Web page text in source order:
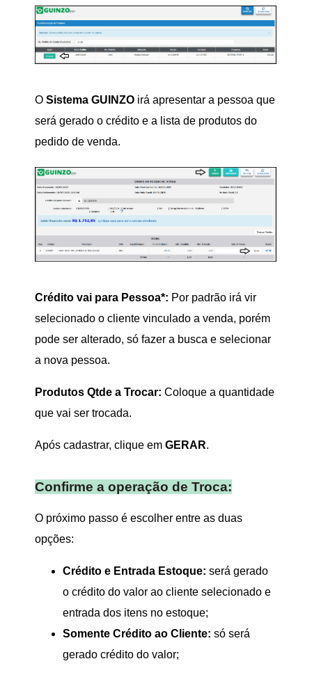
O Sistema GUINZO irá apresentar a pessoa que
será gerado o crédito e a lista de produtos do
pedido de venda.
Crédito vai para Pessoa*: Por padrão irá vir
selecionado o cliente vinculado a venda, porém
pode ser alterado, só fazer a busca e selecionar
a nova pessoa.
Produtos Qtde a Trocar: Coloque a quantidade
que vai ser trocada.
Após cadastrar, clique em GERAR.
Confirme a operação de Troca:
O próximo passo é escolher entre as duas
opções:
Crédito e Entrada Estoque: será gerado
o crédito do valor ao cliente selecionado e
entrada dos itens no estoque;
Somente Crédito ao Cliente: só será
gerado crédito do valor;